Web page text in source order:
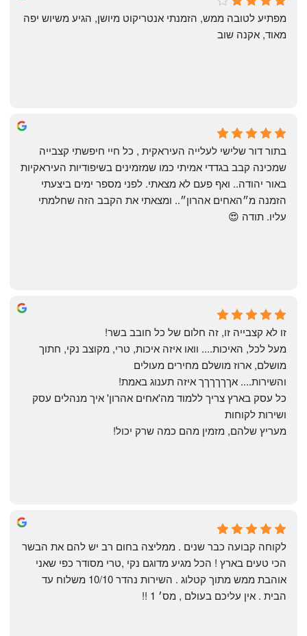
4 months ago
שי
4 months ago
מאוד, אקנה שוב
Yonatan Menashe
6 months ago
עליו. תודה 😍
Shahaf Bendarker
6 months ago
זו לא קצבייה זו, זה חלום של כל חובב בשר!
מושלם, ארוז מושלם מחירים מעולים
והשירות.... אךךךךךך איזה תענוג באמת!
ושירות לקוחות
מעריץ שלהם, מזמין מהם כמה שרק יכול!
הבית . אין עליכם בעולם , מס׳ 1 !!